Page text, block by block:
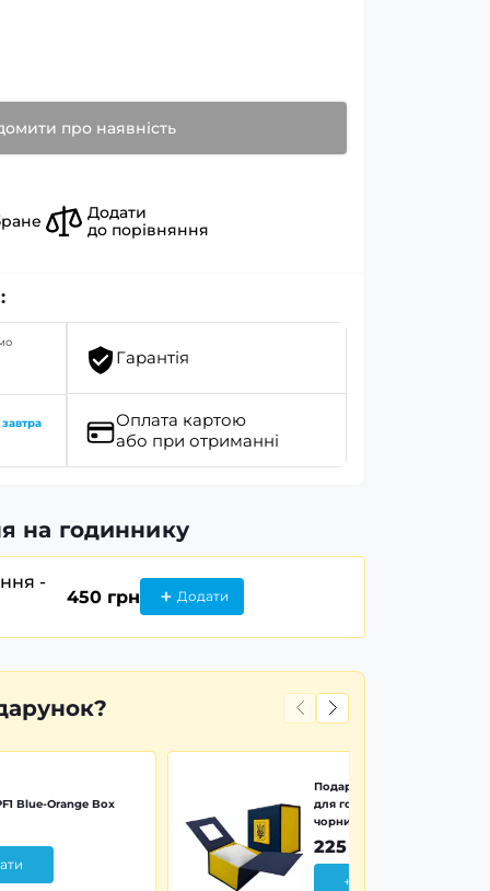
про наявність
Додати
до порівняння
завтра
Гарантія
Оплата картою
або при отриманні
на годиннику
-
450 грн Додати
Blue-Orange Box
Подарункова картонна
для годинника синьо-жовта
чорним тризубом
225 грн
+ Додати